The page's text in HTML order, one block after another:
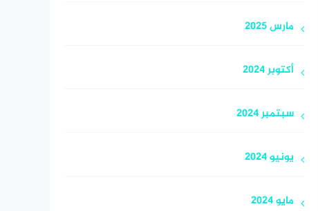
مارس 2025
أكتوبر 2024
سبتمبر 2024
يونيو 2024
مايو 2024